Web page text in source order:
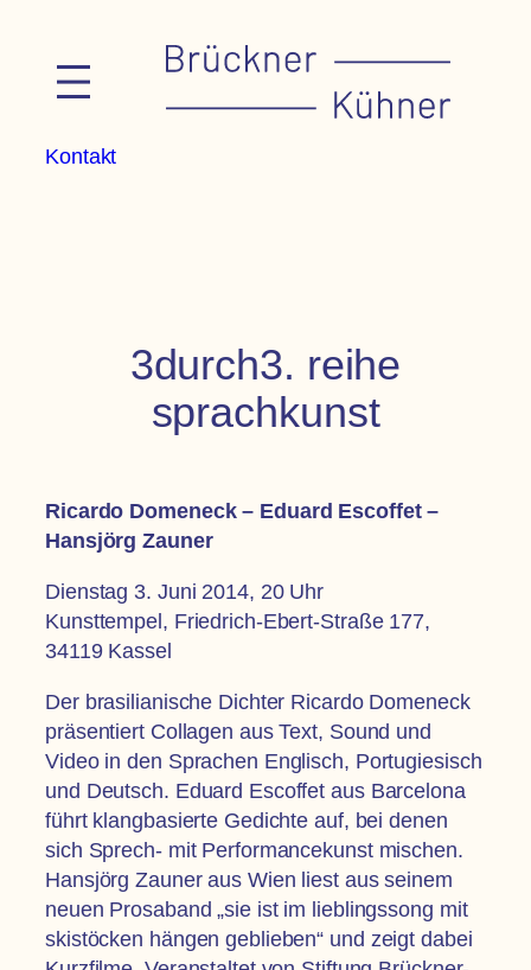
springen
Kontakt
3durch3. reihe
sprachkunst
Ricardo Domeneck – Eduard Escoffet –
Hansjörg Zauner
Dienstag 3. Juni 2014, 20 Uhr
Kunsttempel, Friedrich-Ebert-Straße 177,
34119 Kassel
Der brasilianische Dichter Ricardo Domeneck
präsentiert Collagen aus Text, Sound und
Video in den Sprachen Englisch, Portugiesisch
und Deutsch. Eduard Escoffet aus Barcelona
führt klangbasierte Gedichte auf, bei denen
sich Sprech- mit Performancekunst mischen.
Hansjörg Zauner aus Wien liest aus seinem
neuen Prosaband „sie ist im lieblingssong mit
skistöcken hängen geblieben“ und zeigt dabei